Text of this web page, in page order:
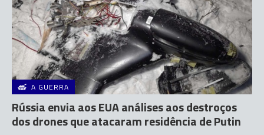
A GUERRA
Rússia envia aos EUA análises aos destroços
dos drones que atacaram residência de Putin